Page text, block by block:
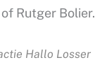
Rutger Bolier.
Hallo Losser